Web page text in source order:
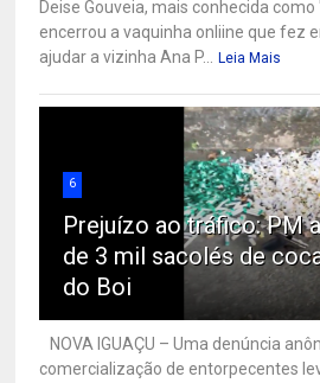
Deise Gouveia, mais conhecida
encerrou a vaquinha onliine que fez
ajudar a vizinha Ana P... Leia Mais
6
Prejuízo ao tráfico: PM
de 3 mil sacolés de
do Boi
NOVA IGUAÇU – Uma denúncia
comercialização de entorpecentes